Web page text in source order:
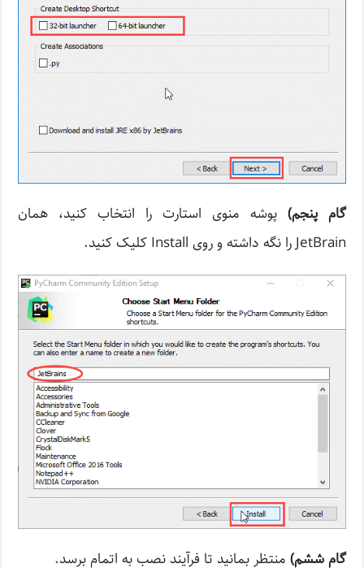
گام پنجم) پوشه منوی استارت را انتخاب کنید، همان
JetBrain را نگه داشته و روی Install کلیک کنید.
گام ششم) منتظر بمانید تا فرآیند نصب به اتمام برسد.